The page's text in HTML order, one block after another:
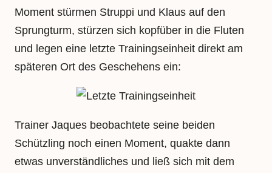
Moment stürmen Struppi und Klaus auf den
Sprungturm, stürzen sich kopfüber in die Fluten
und legen eine letzte Trainingseinheit direkt am
späteren Ort des Geschehens ein:
Trainer Jaques beobachtete seine beiden
Schützling noch einen Moment, quakte dann
etwas unverständliches und ließ sich mit dem